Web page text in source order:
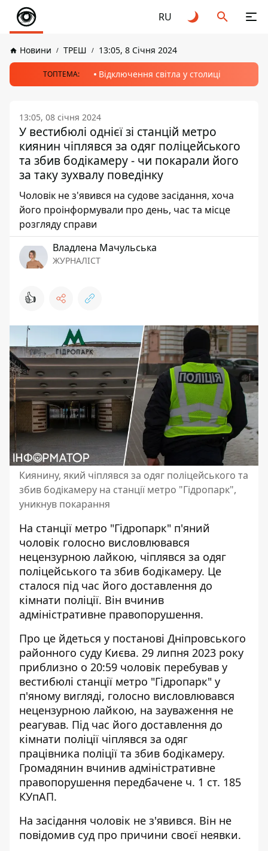
RU
Новини ТРЕШ 13:05, 8 Січня 2024
ТОПТЕМА: Відключення світла у столиці
13:05, 08 січня 2024
У вестибюлі однієї зі станцій метро
киянин чіплявся за одяг поліцейського
та збив бодікамеру - чи покарали його
за таку зухвалу поведінку
Чоловік не з'явився на судове засідання, хоча
його проінформували про день, час та місце
розгляду справи
Владлена Мачульська
ЖУРНАЛІСТ
👍
Киянину, який чіплявся за одяг поліцейського та
збив бодікамеру на станції метро "Гідропарк",
уникнув покарання
На станції метро "Гідропарк" п'яний
чоловік голосно висловлювався
нецензурною лайкою, чіплявся за одяг
поліцейського та збив бодікамеру. Це
сталося під час його доставлення до
кімнати поліції. Він вчинив
адміністративне правопорушення.
Про це йдеться у постанові Дніпровського
районного суду Києва. 29 липня 2023 року
приблизно о 20:59 чоловік перебував у
вестибюлі станції метро "Гідропарк" у
п'яному вигляді, голосно висловлювався
нецензурною лайкою, на зауваження не
реагував. Під час його доставлення до
кімнати поліції чіплявся за одяг
працівника поліції та збив бодікамеру.
Громадянин вчинив адміністративне
правопорушення передбачене ч. 1 ст. 185
КУпАП.
На засідання чоловік не з'явився. Він не
повідомив суд про причини своєї неявки.